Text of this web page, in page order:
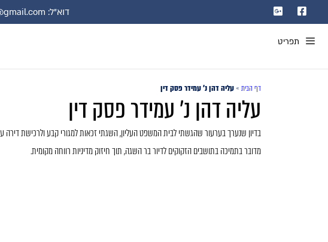
דוא"ל: uripaz1@gmail.com
תפריט
דף הבית »עליה דהן נ' עמידר פסק דין
עליה דהן נ' עמידר פסק דין
בדיון שנערך בערעור שהגשתי לבית המשפט העליון, השגתי זכאות למגורי קבע ולרכישת דירה
מדובר בתמיכה בתושבים הזקוקים לדיור בר השגה, תוך חיזוק מדיניות רווחה מקומית.